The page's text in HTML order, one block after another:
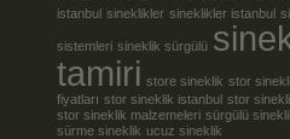
istanbul sineklikler sineklikler istanbul
sistemleri sineklik sürgülü
tamiri store sineklik stor
fiyatları stor sineklik istanbul stor
stor sineklik malzemeleri sürgülü
sürme sineklik ucuz sineklik